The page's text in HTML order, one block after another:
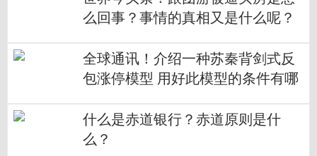
么回事？事情的真相又是什么呢？
全球通讯！介绍一种苏秦背剑式反
包涨停模型 用好此模型的条件有哪
什么是赤道银行？赤道原则是什
么？